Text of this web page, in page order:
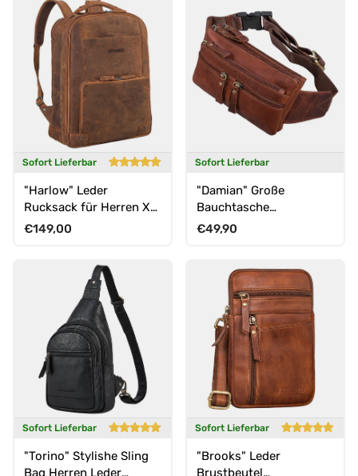
Umhängen
Sofort Lieferbar
"Harlow" Leder
Rucksack für Herren XL
mit Laptop Fach 15 bis
Normaler Preis
€149,00
Sofort Lieferbar
"Damian" Große
Bauchtasche
Gürteltasche Leder
Normaler Preis
€49,90
Sofort Lieferbar
"Torino" Stylishe Sling
Bag Herren Leder
Sofort Lieferbar
"Brooks" Leder
Brustbeutel